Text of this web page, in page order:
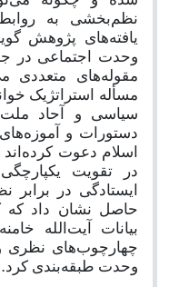
نظم‌بخشی به
یافته‌های پژوهش
وحدت اجتماعی در
مقوله‌های متعددی
مسأله‌ استراتژیک
سیاسی و آحاد
دستورات و
اسلام دعوت
در تقویت
ایستادگی در برابر
حاصل نشان داد که
بیانات آیت‌الله
چهارچوب‌های نظری
وحدت طبقه‌بندی کرد.